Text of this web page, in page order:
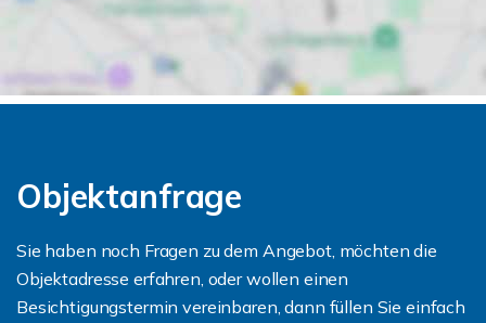
Objektanfrage
Sie haben noch Fragen zu dem Angebot, möchten die
Objektadresse erfahren, oder wollen einen
Besichtigungstermin vereinbaren, dann füllen Sie einfach